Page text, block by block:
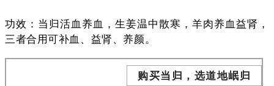
功效：当归活血养血，生姜温中散寒，羊肉养血益肾，
三者合用可补血、益肾、养颜。
购买当归，选道地岷归